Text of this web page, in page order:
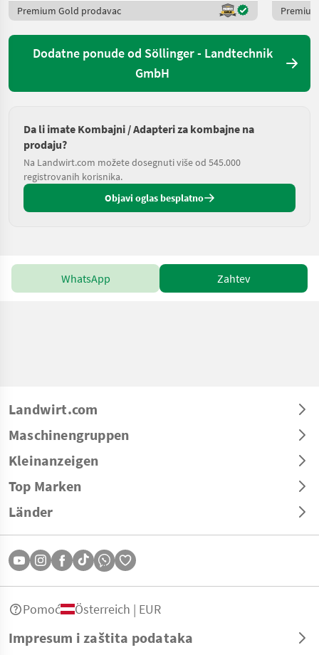
Premium Gold prodavac
Dodatne ponude od Söllinger - Landtechnik
GmbH
Da li imate Kombajni / Adapteri za kombajne na
prodaju?
Na Landwirt.com možete dosegnuti više od 545.000
registrovanih korisnika.
Objavi oglas besplatno
WhatsApp Zahtev
Landwirt.com
Maschinengruppen
Kleinanzeigen
Top Marken
Länder
Impresum i zaštita podataka
Pomoć Österreich | EUR